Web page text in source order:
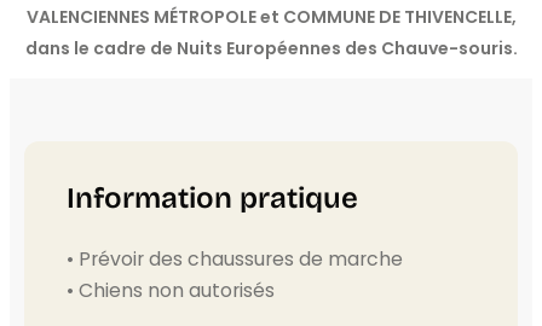
VALENCIENNES MÉTROPOLE et COMMUNE DE THIVENCELLE,
dans le cadre de Nuits Européennes des Chauve-souris.
Information pratique
• Prévoir des chaussures de marche
• Chiens non autorisés